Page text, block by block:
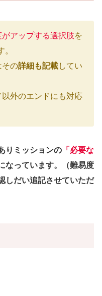
アップする選択肢を
その詳細も記載してい
外のエンドにも対応
りミッションの 「必要な
なっています。（難易度
しだい追記させていただ